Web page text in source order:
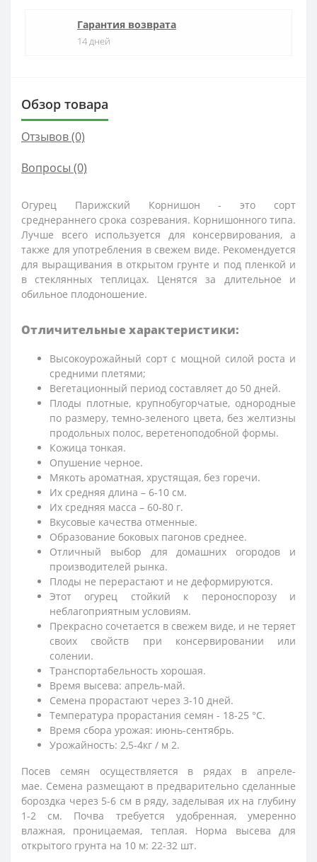
Гарантия возврата
14 дней
Обзор товара
Отзывов (0)
Вопросы (0)
Огурец Парижский Корнишон - это сорт
среднераннего срока созревания. Корнишонного типа.
Лучше всего используется для консервирования, а
также для употребления в свежем виде. Рекомендуется
для выращивания в открытом грунте и под пленкой и
в стеклянных теплицах. Ценятся за длительное и
обильное плодоношение.
Отличительные характеристики:
Высокоурожайный сорт с мощной силой роста и
средними плетями;
Вегетационный период составляет до 50 дней.
Плоды плотные, крупнобугорчатые, однородные
по размеру, темно-зеленого цвета, без желтизны
продольных полос, веретеноподобной формы.
Кожица тонкая.
Опушение черное.
Мякоть ароматная, хрустящая, без горечи.
Их средняя длина – 6-10 см.
Их средняя масса – 60-80 г.
Вкусовые качества отменные.
Образование боковых пагонов среднее.
Отличный выбор для домашних огородов и
производителей рынка.
Плоды не перерастают и не деформируются.
Этот огурец стойкий к пероноспорозу и
неблагоприятным условиям.
Прекрасно сочетается в свежем виде, и не теряет
своих свойств при консервировании или
солении.
Транспортабельность хорошая.
Время высева: апрель-май.
Семена прорастают через 3-10 дней.
Температура прорастания семян - 18-25 °С.
Время сбора урожая: июнь-сентябрь.
Урожайность: 2,5-4кг / м 2.
Посев семян осуществляется в рядах в апреле-
мае. Семена размещают в предварительно сделанные
бороздка через 5-6 см в ряду, заделывая их на глубину
1-2 см. Почва требуется удобренная, умеренно
влажная, проницаемая, теплая. Норма высева для
открытого грунта на 10 м: 22-32 шт.